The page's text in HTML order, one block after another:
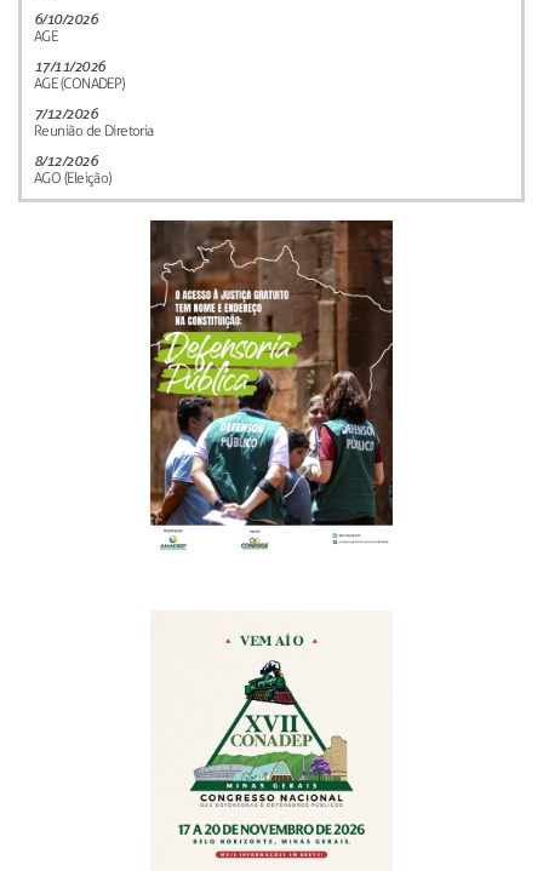
6/10/2026
AGE
17/11/2026
AGE (CONADEP)
7/12/2026
Reunião de Diretoria
8/12/2026
AGO (Eleição)